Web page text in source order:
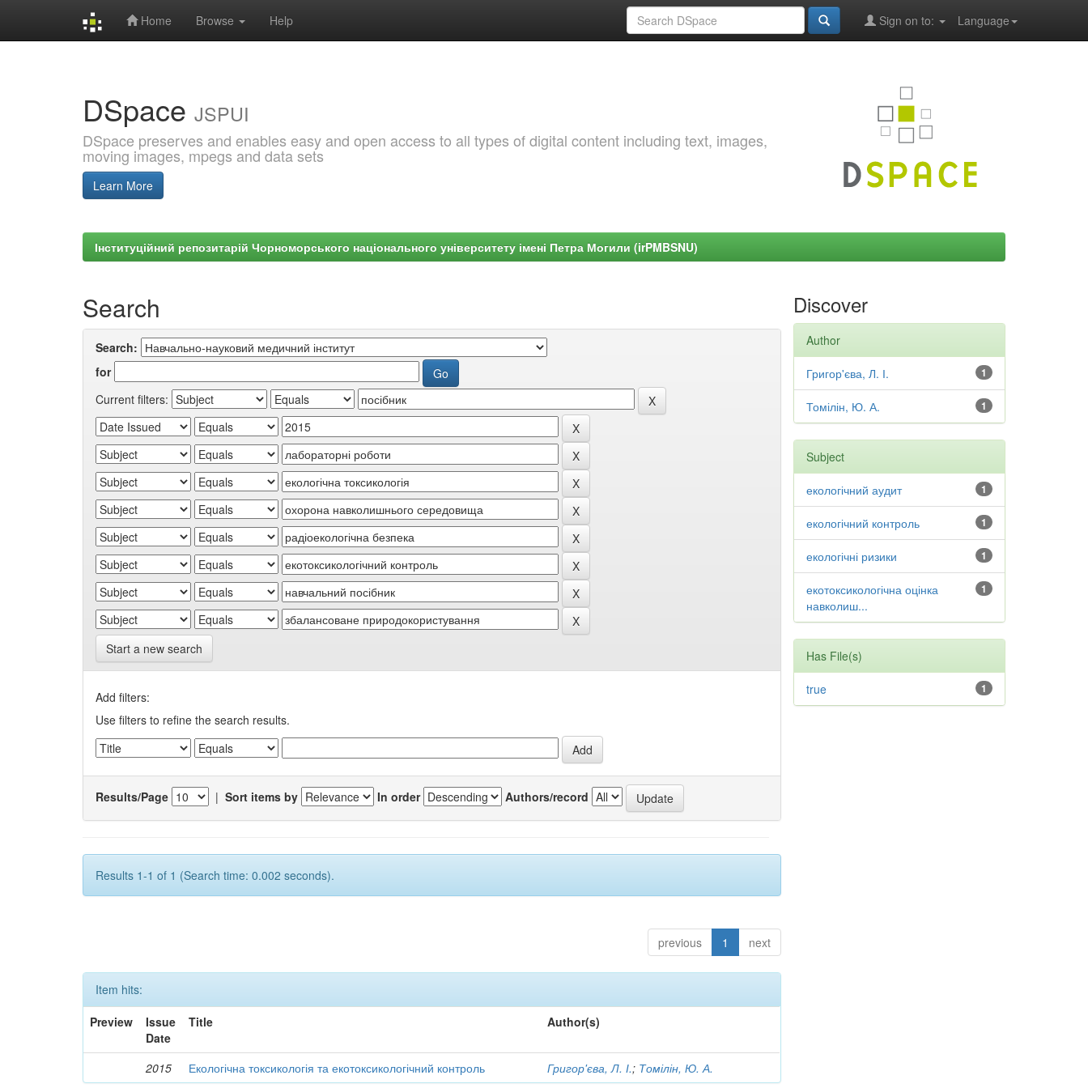
Home Browse Help Language
Sign on to:
DSpace JSPUI
DSpace preserves and enables easy and open access to all types of digital content including text, images,
moving images, mpegs and data sets
Learn More
Інституційний репозитарій Чорноморського національного університету імені Петра Могили (irPMBSNU)
Search
Search:
for
Current filters:
Start a new search
Add filters:
Use filters to refine the search results.
Results/Page | Sort items by In order Authors/record
Results 1-1 of 1 (Search time: 0.002 seconds).
previous 1 next
Item hits:
Preview
Issue
Date
Title Author(s)
2015 Екологічна токсикологія та екотоксикологічний контроль Григор'єва, Л. І.; Томілін, Ю. А.
Discover
Author
1
Григор'єва, Л. І.
1
Томілін, Ю. А.
Subject
1
екологічний аудит
1
екологічний контроль
1
екологічні ризики
1
екотоксикологічна оцінка
навколиш...
Has File(s)
1
true